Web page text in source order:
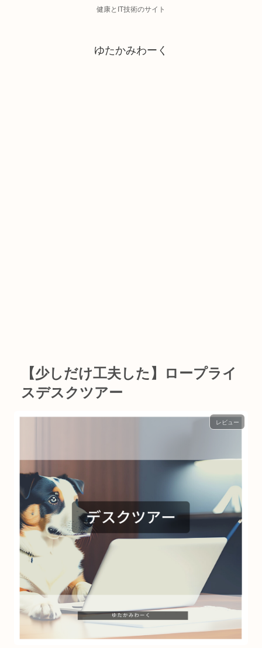
健康とIT技術のサイト
ゆたかみわーく
【少しだけ工夫した】ロープライ
スデスクツアー
レビュー